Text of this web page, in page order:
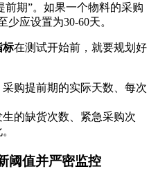
前期”。如果一个物料的采购
应设置为30-60天。
标在测试开始前，就要规划好
购提前期的实际天数、每次
的缺货次数、紧急采购次
阈值并严密监控